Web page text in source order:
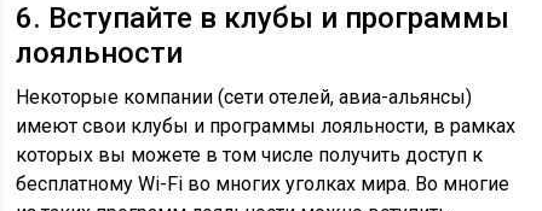
6. Вступайте в клубы и программы
лояльности
Некоторые компании (сети отелей, авиа-альянсы)
имеют свои клубы и программы лояльности, в рамках
которых вы можете в том числе получить доступ к
бесплатному Wi-Fi во многих уголках мира. Во многие